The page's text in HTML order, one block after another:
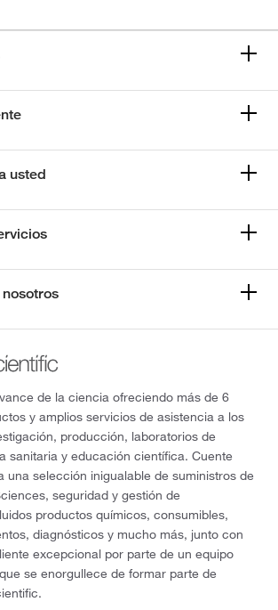
usted
de la ciencia ofreciendo más de 6
y amplios servicios de asistencia a los
producción, laboratorios de
sanitaria y educación científica. Cuente
una selección inigualable de suministros de
seguridad y gestión de
productos químicos, consumibles,
diagnósticos y mucho más, junto con
excepcional por parte de un equipo
se enorgullece de formar parte de